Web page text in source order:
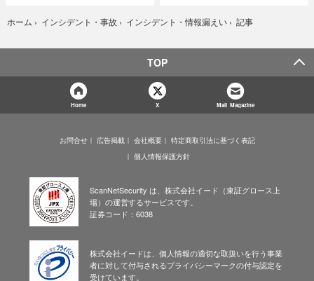
ホーム › インシデント・事故 › インシデント・情報漏えい › 記事
TOP
Home X Mail Magazine
お問合せ 広告掲載 会社概要
特定商取引法に基づく表記
個人情報保護方針
ScanNetSecurity は、株式会社イード（東証グロース上
場）の運営するサービスです。
証券コード：6038
株式会社イードは、個人情報の適切な取扱いを行う事業
者に対して付与されるプライバシーマークの付与認定を
受けています。